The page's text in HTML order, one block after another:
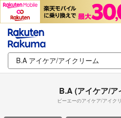
B.A (アイケア/ア
ビーエーのアイケア/アイク